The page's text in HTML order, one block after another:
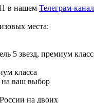
в нашем Телеграм-
места:
5 звезд, премиум
класса
ваш выбор
на двоих